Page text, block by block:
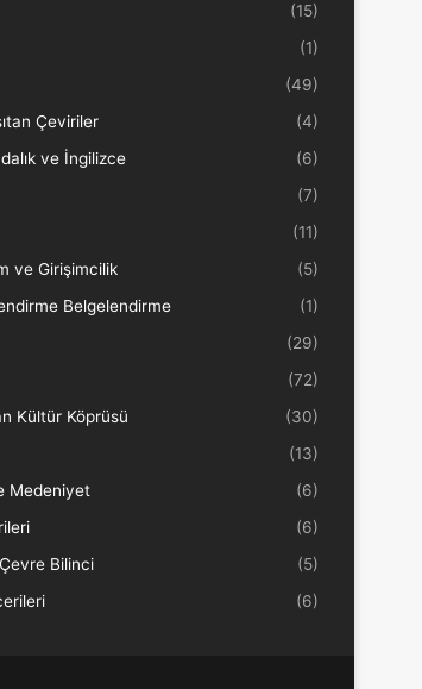
(15)
(1)
(49)
Çeviriler
(4)
ve İngilizce
(6)
(7)
(11)
ve Girişimcilik
(5)
Belgelendirme
(1)
(29)
(72)
Kültür Köprüsü
(30)
(13)
Medeniyet
(6)
(6)
Bilinci
(5)
(6)